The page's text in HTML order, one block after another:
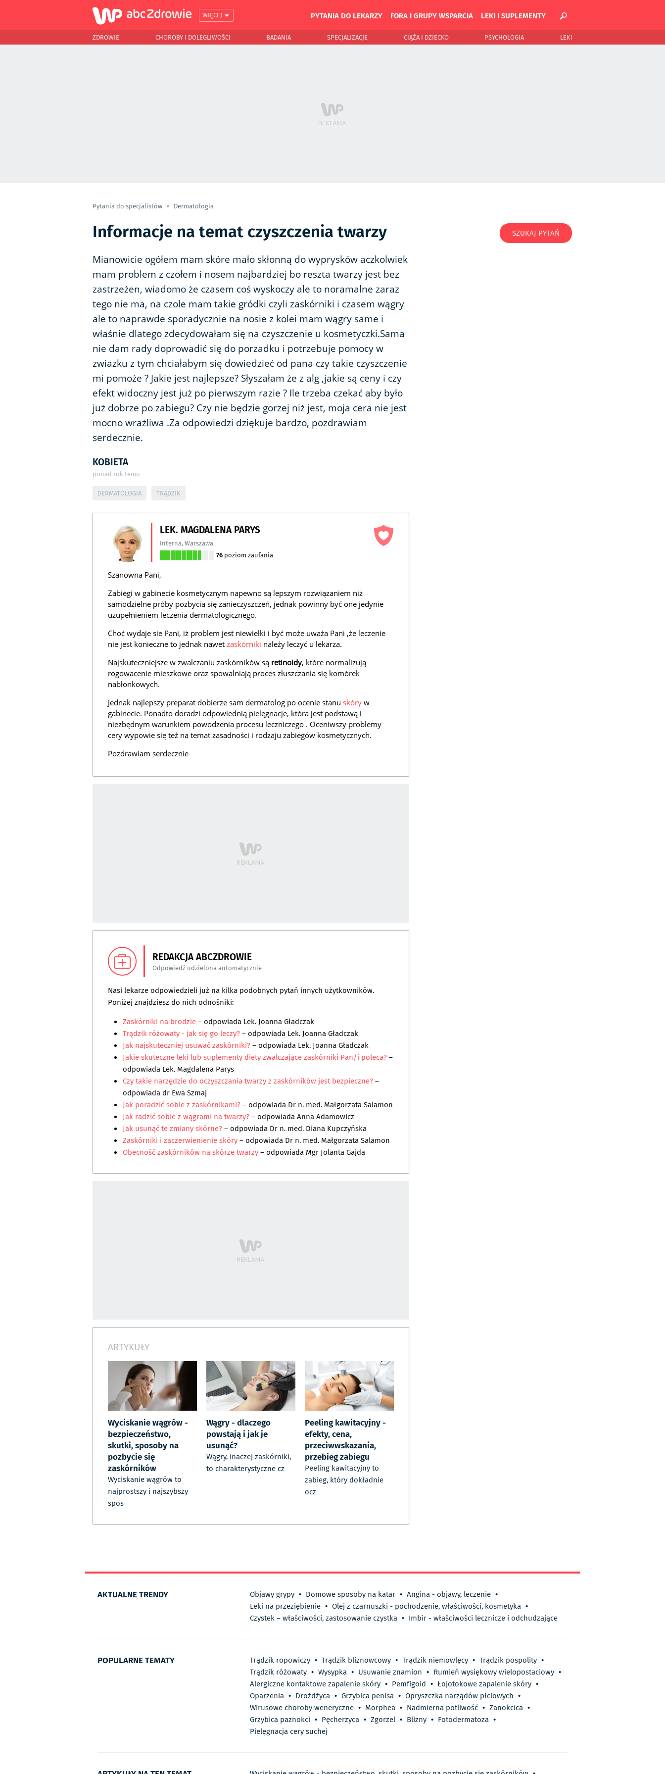
WIĘCEJ PYTANIA DO LEKARZY FORA I GRUPY WSPARCIA LEKI I SUPLEMENTY
ZDROWIE CHOROBY I DOLEGLIWOŚCI BADANIA SPECJALIZACJE CIĄŻA I DZIECKO PSYCHOLOGIA LEKI
Pytania do specjalistów Dermatologia
Informacje na temat czyszczenia twarzy
Mianowicie ogółem mam skóre mało skłonną do wyprysków aczkolwiek
mam problem z czołem i nosem najbardziej bo reszta twarzy jest bez
zastrzeżen, wiadomo że czasem coś wyskoczy ale to noramalne zaraz
tego nie ma, na czole mam takie gródki czyli zaskórniki i czasem wągry
ale to naprawde sporadycznie na nosie z kolei mam wągry same i
właśnie dlatego zdecydowałam się na czyszczenie u kosmetyczki.Sama
nie dam rady doprowadić się do porzadku i potrzebuje pomocy w
zwiazku z tym chciałabym się dowiedzieć od pana czy takie czyszczenie
mi pomoże ? Jakie jest najlepsze? Słyszałam że z alg ,jakie są ceny i czy
efekt widoczny jest już po pierwszym razie ? Ile trzeba czekać aby było
już dobrze po zabiegu? Czy nie będzie gorzej niż jest, moja cera nie jest
mocno wrażliwa .Za odpowiedzi dziękuje bardzo, pozdrawiam
serdecznie.
KOBIETA
ponad rok temu
DERMATOLOGIA TRĄDZIK
LEK. MAGDALENA PARYS
Interna,Warszawa
76 poziom zaufania
Szanowna Pani,
Zabiegi w gabinecie kosmetycznym napewno są lepszym rozwiązaniem niż
samodzielne próby pozbycia się zanieczyszczeń, jednak powinny być one jedynie
uzupełnieniem leczenia dermatologicznego.
Choć wydaje sie Pani, iż problem jest niewielki i być może uważa Pani ,że leczenie
nie jest konieczne to jednak nawet zaskórniki należy leczyć u lekarza.
Najskuteczniejsze w zwalczaniu zaskórników są retinoidy, które normalizują
rogowacenie mieszkowe oraz spowalniają proces złuszczania się komórek
nabłonkowych.
Jednak najlepszy preparat dobierze sam dermatolog po ocenie stanu skóry w
gabinecie. Ponadto doradzi odpowiednią pielęgnacje, która jest podstawą i
niezbędnym warunkiem powodzenia procesu leczniczego . Oceniwszy problemy
cery wypowie się też na temat zasadności i rodzaju zabiegów kosmetycznych.
Pozdrawiam serdecznie
REDAKCJA ABCZDROWIE
Odpowiedź udzielona automatycznie
Nasi lekarze odpowiedzieli już na kilka podobnych pytań innych użytkowników.
Poniżej znajdziesz do nich odnośniki:
Zaskórniki na brodzie– odpowiada Lek. Joanna Gładczak
Trądzik różowaty - jak się go leczy?– odpowiada Lek. Joanna Gładczak
Jak najskuteczniej usuwać zaskórniki?– odpowiada Lek. Joanna Gładczak
Jakie skuteczne leki lub suplementy diety zwalczające zaskórniki Pan/i poleca?–
odpowiada Lek. Magdalena Parys
Czy takie narzędzie do oczyszczania twarzy z zaskórników jest bezpieczne?–
odpowiada dr Ewa Szmaj
Jak poradzić sobie z zaskórnikami?– odpowiada Dr n. med. Małgorzata Salamon
Jak radzić sobie z wągrami na twarzy?– odpowiadaAnna Adamowicz
Jak usunąć te zmiany skórne?– odpowiada Dr n. med. Diana Kupczyńska
Zaskórniki i zaczerwienienie skóry– odpowiada Dr n. med. Małgorzata Salamon
Obecność zaskórników na skórze twarzy– odpowiada Mgr Jolanta Gajda
ARTYKUŁY
Wyciskanie wągrów -
bezpieczeństwo,
skutki, sposoby na
pozbycie się
zaskórników
Wyciskanie wągrów to
najprostszy i najszybszy
spos
Wągry - dlaczego
powstają i jak je
usunąć?
Wągry, inaczej zaskórniki,
to charakterystyczne cz
Peeling kawitacyjny -
efekty, cena,
przeciwwskazania,
przebieg zabiegu
Peeling kawitacyjny to
zabieg, który dokładnie
ocz
SZUKAJ PYTAŃ
AKTUALNE TRENDY Objawy grypy • Domowe sposoby na katar • Angina - objawy, leczenie •
Leki na przeziębienie • Olej z czarnuszki - pochodzenie, właściwości, kosmetyka •
Czystek – właściwości, zastosowanie czystka • Imbir - właściwości lecznicze i odchudzające
POPULARNE TEMATY Trądzik ropowiczy • Trądzik bliznowcowy • Trądzik niemowlęcy • Trądzik pospolity •
Trądzik różowaty • Wysypka • Usuwanie znamion • Rumień wysiękowy wielopostaciowy •
Alergiczne kontaktowe zapalenie skóry • Pemfigoid • Łojotokowe zapalenie skóry •
Oparzenia • Drożdżyca • Grzybica penisa • Opryszczka narządów płciowych •
Wirusowe choroby weneryczne • Morphea • Nadmierna potliwość • Zanokcica •
Grzybica paznokci • Pęcherzyca • Zgorzel • Blizny • Fotodermatoza •
Pielęgnacja cery suchej